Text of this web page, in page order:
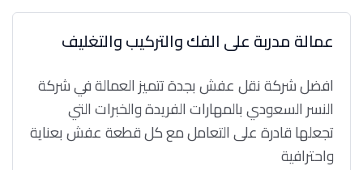
عمالة مدربة على الفك والتركيب والتغليف
افضل شركة نقل عفش بجدة تتميز العمالة في شركة
النسر السعودي بالمهارات الفريدة والخبرات التي
تجعلها قادرة على التعامل مع كل قطعة عفش بعناية
واحترافية